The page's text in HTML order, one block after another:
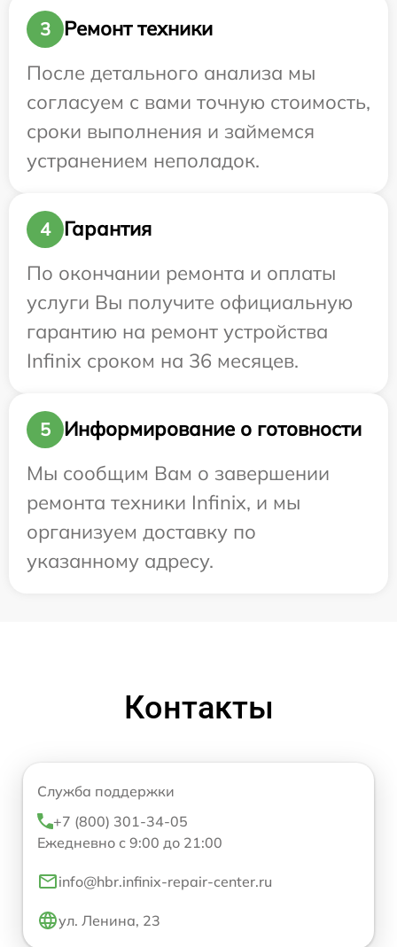
3
Ремонт техники
После детального анализа мы
согласуем с вами точную стоимость,
сроки выполнения и займемся
устранением неполадок.
4
Гарантия
По окончании ремонта и оплаты
услуги Вы получите официальную
гарантию на ремонт устройства
Infinix сроком на 36 месяцев.
5
Информирование о готовности
Мы сообщим Вам о завершении
ремонта техники Infinix, и мы
организуем доставку по
указанному адресу.
Контакты
Служба поддержки
+7 (800) 301-34-05
Ежедневно с 9:00 до 21:00
info@hbr.infinix-repair-center.ru
ул. Ленина, 23